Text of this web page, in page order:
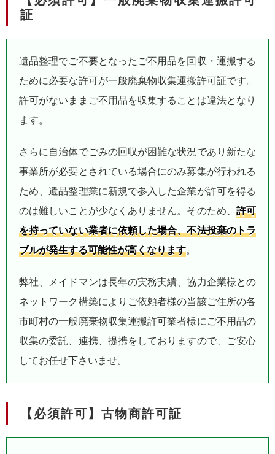
証
遺品整理でご不要となったご不用品を回収・運搬する
ために必要な許可が一般廃棄物収集運搬許可証です。
許可がないままご不用品を収集することは違法となり
ます。
さらに自治体でごみの回収が困難な状況であり新たな
事業所が必要とされている場合にのみ募集が行われる
ため、遺品整理業に新規で参入した企業が許可を得る
のは難しいことが少なくありません。そのため、 許可
を持っていない業者に依頼した場合、不法投棄のトラ
ブルが発生する可能性が高くなります。
弊社、メイドマンは長年の実務実績、協力企業様との
ネットワーク構築によりご依頼者様の当該ご住所の各
市町村の一般廃棄物収集運搬許可業者様にご不用品の
収集の委託、連携、提携をしておりますので、ご安心
してお任せ下さいませ。
【必須許可】古物商許可証